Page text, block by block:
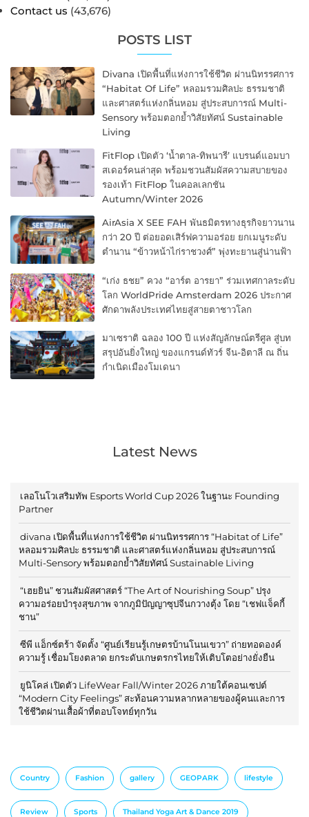
Contact us (43,676)
POSTS LIST
Divana เปิดพื้นที่แห่งการใช้ชีวิต ผ่านนิทรรศการ
“Habitat Of Life” หลอมรวมศิลปะ ธรรมชาติ
และศาสตร์แห่งกลิ่นหอม สู่ประสบการณ์ Multi-
Sensory พร้อมตอกย้ำวิสัยทัศน์ Sustainable
Living
FitFlop เปิดตัว ‘น้ำตาล-ทิพนารี’ แบรนด์แอมบา
สเดอร์คนล่าสุด พร้อมชวนสัมผัสความสบายของ
รองเท้า FitFlop ในคอลเลกชัน
Autumn/Winter 2026
AirAsia X SEE FAH พันธมิตรทางธุรกิจยาวนาน
กว่า 20 ปี ต่อยอดเสิร์ฟความอร่อย ยกเมนูระดับ
ตำนาน “ข้าวหน้าไก่ราชวงศ์” พุ่งทะยานสู่น่านฟ้า
“เก่ง ธชย” ควง “อาร์ต อารยา” ร่วมเทศกาลระดับ
โลก WorldPride Amsterdam 2026 ประกาศ
ศักดาพลังประเทศไทยสู่สายตาชาวโลก
มาเซราติ ฉลอง 100 ปี แห่งสัญลักษณ์ตรีศูล สู่บท
สรุปอันยิ่งใหญ่ ของแกรนด์ทัวร์ จีน-อิตาลี ณ ถิ่น
กำเนิดเมืองโมเดนา
Latest News
เลอโนโวเสริมทัพ Esports World Cup 2026 ในฐานะ Founding
Partner
divana เปิดพื้นที่แห่งการใช้ชีวิต ผ่านนิทรรศการ “Habitat of Life”
หลอมรวมศิลปะ ธรรมชาติ และศาสตร์แห่งกลิ่นหอม สู่ประสบการณ์
Multi-Sensory พร้อมตอกย้ำวิสัยทัศน์ Sustainable Living
“เฮยยิน” ชวนสัมผัสศาสตร์ “The Art of Nourishing Soup” ปรุง
ความอร่อยบำรุงสุขภาพ จากภูมิปัญญาซุปจีนกวางตุ้ง โดย “เชฟแจ็คกี้
ชาน”
ซีพี แอ็กซ์ตร้า จัดตั้ง “ศูนย์เรียนรู้เกษตรบ้านโนนเขวา” ถ่ายทอดองค์
ความรู้ เชื่อมโยงตลาด ยกระดับเกษตรกรไทยให้เติบโตอย่างยั่งยืน
ยูนิโคล่ เปิดตัว LifeWear Fall/Winter 2026 ภายใต้คอนเซปต์
“Modern City Feelings” สะท้อนความหลากหลายของผู้คนและการ
ใช้ชีวิตผ่านเสื้อผ้าที่ตอบโจทย์ทุกวัน
Country Fashion gallery GEOPARK lifestyle
Review Sports Thailand Yoga Art & Dance 2019